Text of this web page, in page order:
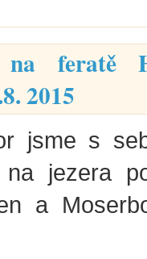
feratě
2015
jsme s
jezera
a